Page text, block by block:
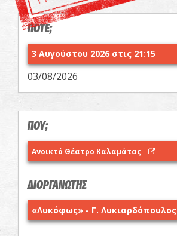
ΠΟΤΕ;
3 Αυγούστου 2026 στις 21:15
03/08/2026
ΠΟΥ;
Ανοικτό Θέατρο Καλαμάτας
ΔΙΟΡΓΑΝΩΤΗΣ
«Λυκόφως» - Γ. Λυκιαρδόπουλος